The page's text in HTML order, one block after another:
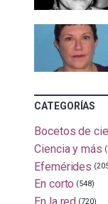
CATEGORÍAS
Bocetos de
Ciencia y más
Efemérides
En corto (548)
(720)